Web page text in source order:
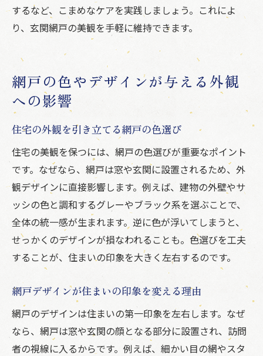
するなど、こまめなケアを実践しましょう。これによ
り、玄関網戸の美観を手軽に維持できます。
網戸の色やデザインが与える外観
への影響
住宅の外観を引き立てる網戸の色選び
住宅の美観を保つには、網戸の色選びが重要なポイント
です。なぜなら、網戸は窓や玄関に設置されるため、外
観デザインに直接影響します。例えば、建物の外壁やサ
ッシの色と調和するグレーやブラック系を選ぶことで、
全体の統一感が生まれます。逆に色が浮いてしまうと、
せっかくのデザインが損なわれることも。色選びを工夫
することが、住まいの印象を大きく左右するのです。
網戸デザインが住まいの印象を変える理由
網戸のデザインは住まいの第一印象を左右します。なぜ
なら、網戸は窓や玄関の顔となる部分に設置され、訪問
者の視線に入るからです。例えば、細かい目の網やスタ